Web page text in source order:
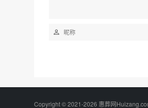
Copyright © 2021-2026 惠葬网